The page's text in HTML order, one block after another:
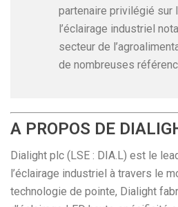
partenaire privilégié sur
l’éclairage industriel
secteur de
de nombreuses
A PROPOS DE
Dialight plc (LSE : DIA.L) est le
l’éclairage industriel à travers le
technologie de pointe, Dialight